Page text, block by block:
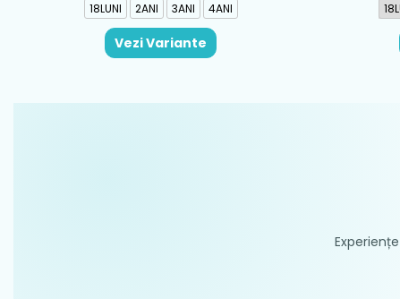
18LUNI 2ANI 3ANI 4ANI
Vezi Variante